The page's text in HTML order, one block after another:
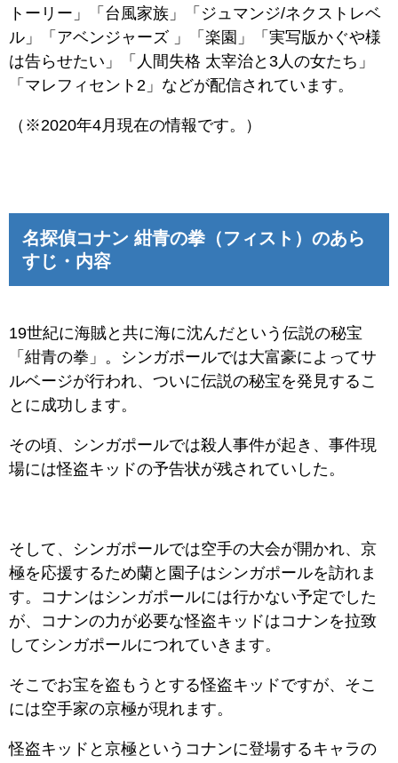
トーリー」「台風家族」「ジュマンジ/ネクストレベ
ル」「アベンジャーズ 」「楽園」「実写版かぐや様
は告らせたい」「人間失格 太宰治と3人の女たち」
「マレフィセント2」などが配信されています。
（※2020年4月現在の情報です。）
名探偵コナン 紺青の拳（フィスト）のあら
すじ・内容
19世紀に海賊と共に海に沈んだという伝説の秘宝
「紺青の拳」。シンガポールでは大富豪によってサ
ルベージが行われ、ついに伝説の秘宝を発見するこ
とに成功します。
その頃、シンガポールでは殺人事件が起き、事件現
場には怪盗キッドの予告状が残されていした。
そして、シンガポールでは空手の大会が開かれ、京
極を応援するため蘭と園子はシンガポールを訪れま
す。コナンはシンガポールには行かない予定でした
が、コナンの力が必要な怪盗キッドはコナンを拉致
してシンガポールにつれていきます。
そこでお宝を盗もうとする怪盗キッドですが、そこ
には空手家の京極が現れます。
怪盗キッドと京極というコナンに登場するキャラの